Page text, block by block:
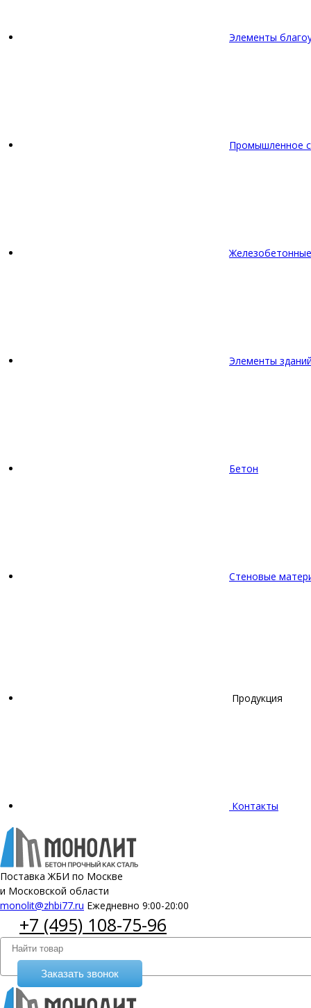
Элементы
Промышленное
Элементы
Бетон
Стеновые
Продукция
Контакты
Поставка ЖБИ по Москве
и Московской области
monolit@zhbi77.ru Ежедневно 9:00-20:00
+7 (495) 108-75-96
Заказать звонок